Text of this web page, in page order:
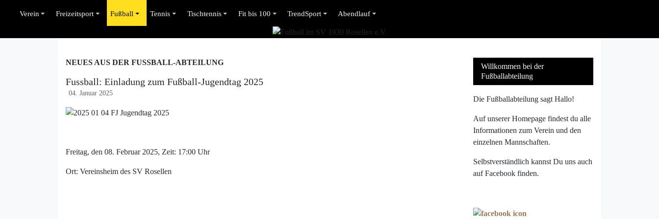
Verein Freizeitsport Fußball Tennis Tischtennis Fit bis 100 TrendSport Abendlauf
NEUES AUS DER FUSSBALL-ABTEILUNG
Fussball: Einladung zum Fußball-Jugendtag 2025
04. Januar 2025
Freitag, den 08. Februar 2025, Zeit: 17:00 Uhr
Ort: Vereinsheim des SV Rosellen
Willkommen bei der
Fußballabteilung
Die Fußballabteilung sagt Hallo!
Auf unserer Homepage findest du alle
Informationen zum Verein und den
einzelnen Mannschaften.
Selbstverständlich kannst Du uns auch
auf Facebook finden.